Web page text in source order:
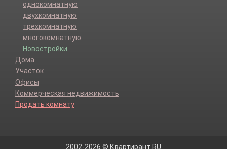
однокомнатную
двухкомнатную
трехкомнатную
многокомнатную
Новостройки
Дома
Участок
Офисы
Коммерческая недвижимость
Продать комнату
2002-2026 © Квартирант.RU